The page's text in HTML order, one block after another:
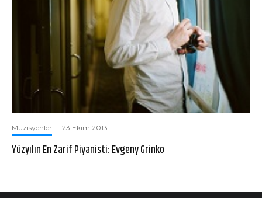
Müzisyenler · 23 Ekim 2013
Yüzyılın En Zarif Piyanisti: Evgeny Grinko